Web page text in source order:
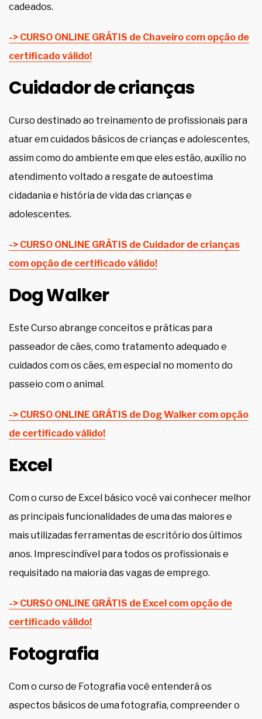
cadeados.
-> CURSO ONLINE GRÁTIS de Chaveiro com opção de
certificado válido!
Cuidador de crianças
Curso destinado ao treinamento de profissionais para
atuar em cuidados básicos de crianças e adolescentes,
assim como do ambiente em que eles estão, auxílio no
atendimento voltado a resgate de autoestima
cidadania e história de vida das crianças e
adolescentes.
-> CURSO ONLINE GRÁTIS de Cuidador de crianças
com opção de certificado válido!
Dog Walker
Este Curso abrange conceitos e práticas para
passeador de cães, como tratamento adequado e
cuidados com os cães, em especial no momento do
passeio com o animal.
-> CURSO ONLINE GRÁTIS de Dog Walker com opção
de certificado válido!
Excel
Com o curso de Excel básico você vai conhecer melhor
as principais funcionalidades de uma das maiores e
mais utilizadas ferramentas de escritório dos últimos
anos. Imprescindível para todos os profissionais e
requisitado na maioria das vagas de emprego.
-> CURSO ONLINE GRÁTIS de Excel com opção de
certificado válido!
Fotografia
Com o curso de Fotografia você entenderá os
aspectos básicos de uma fotografia, compreender o